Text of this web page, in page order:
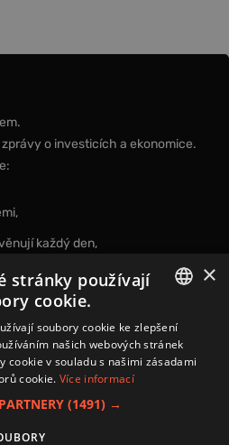
o investicích a ekonomice.
každý den,
svůj souhlas spodmínkami
CZECH
×
stránky používají
cookie.
soubory cookie ke zlepšení
našich webových stránek
cookie v souladu s našimi zásadami
cookie. Více informací
(1491) →